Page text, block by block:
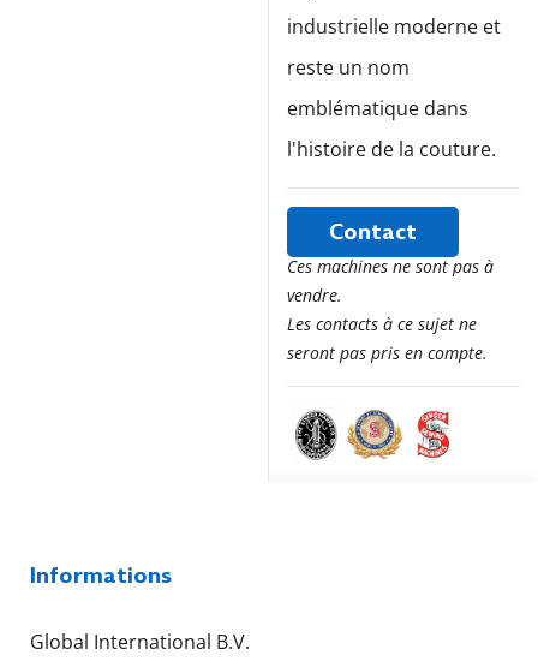
industrielle moderne et
reste un nom
emblématique dans
l'histoire de la couture.
Ces machines ne sont pas à
vendre.
Les contacts à ce sujet ne
seront pas pris en compte.
Contact
Informations
Global International B.V.